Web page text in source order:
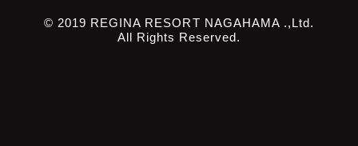
© 2019 REGINA RESORT NAGAHAMA .,Ltd.
All Rights Reserved.